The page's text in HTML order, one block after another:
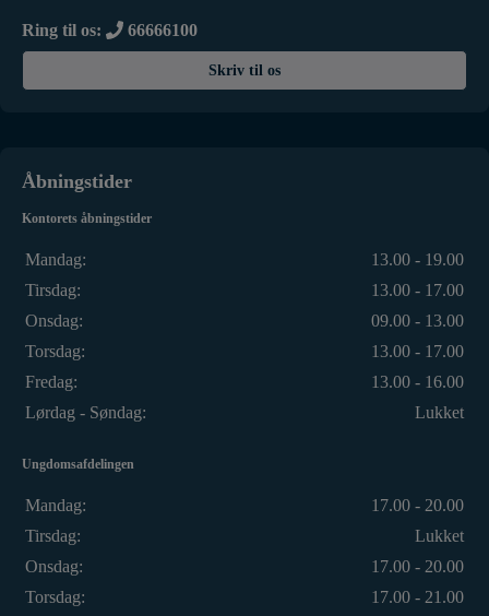
Ring til os: 66666100
Skriv til os
Åbningstider
Kontorets åbningstider
Mandag:
13.00 - 19.00
Tirsdag:
13.00 - 17.00
Onsdag:
09.00 - 13.00
Torsdag:
13.00 - 17.00
Fredag:
13.00 - 16.00
Lørdag - Søndag:
Lukket
Ungdomsafdelingen
Mandag:
17.00 - 20.00
Tirsdag:
Lukket
Onsdag:
17.00 - 20.00
Torsdag:
17.00 - 21.00